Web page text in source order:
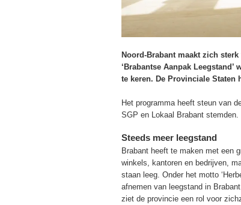
Noord-Brabant maakt zich
‘Brabantse Aanpak
te keren. De Provinciale
Het programma heeft steun van
SGP en Lokaal Brabant
Steeds meer leegstand
Brabant heeft te maken met een
winkels, kantoren en bedrijven,
staan leeg. Onder het motto
afnemen van leegstand in
ziet de provincie een rol voor